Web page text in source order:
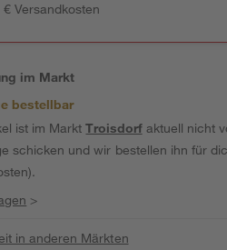
Versandkosten
im Markt
bestellbar
ist im MarktTroisdorfaktuell nicht
schicken und wir bestellen ihn für
>
in anderen Märkten